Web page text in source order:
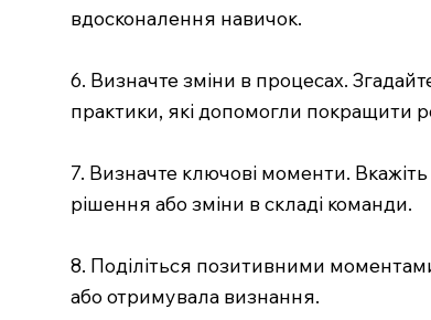
вдосконалення навичок.
6. Визначте зміни в процесах.
практики, які допомогли покращити
7. Визначте ключові моменти. Вкажіть
рішення або зміни в складі команди.
8. Поділіться позитивними
або отримувала визнання.